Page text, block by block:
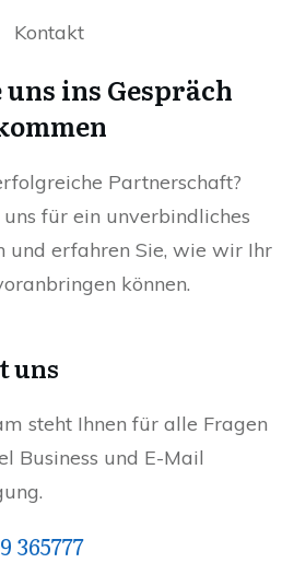
Kontakt
uns ins Gespräch
Partnerschaft?
für ein unverbindliches
und erfahren Sie, wie wir Ihr
können.
uns
steht Ihnen für alle Fragen
Business und E-Mail
365777